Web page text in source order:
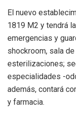
El nuevo
1819 M2 y tendrá
emergencias y
shockroom, sala
esterilizaciones;
especialidades -
además, contará
y farmacia.